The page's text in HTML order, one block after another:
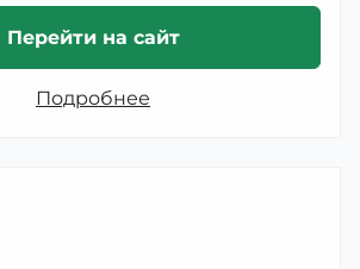
Перейти на сайт
Подробнее